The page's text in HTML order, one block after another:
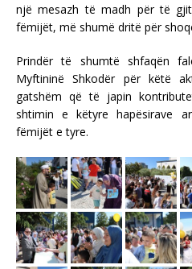
një mesazh të madh për të
fëmijët, më shumë dritë për
Prindër të shumtë shfaqën
Myftininë Shkodër për këtë
gatshëm që të japin
shtimin e këtyre hapësirave
fëmijët e tyre.